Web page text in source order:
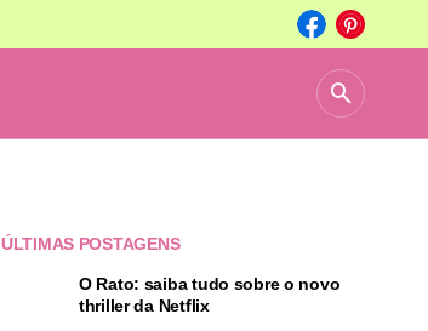
ÚLTIMAS POSTAGENS
O Rato: saiba tudo sobre o novo
thriller da Netflix